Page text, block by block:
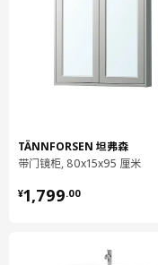
55%棉, 25 %聚酯纤维
后背面料:
55%棉, 25 %聚酯纤维
8%亚麻
组装说明和文件
TÄNNFORSEN 坦弗森
带门镜柜, 80x15x95 厘米
¥1,799.00
¥ 1799.00